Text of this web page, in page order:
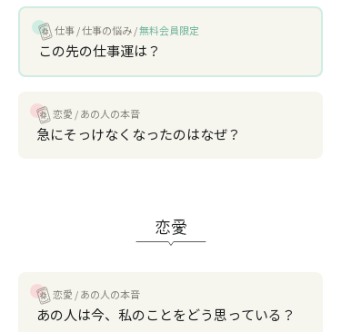
仕事 仕事の悩み 無料会員限定
この先の仕事運は？
恋愛 あの人の本音
急にそっけなくなったのはなぜ？
恋愛
恋愛 あの人の本音
あの人は今、私のことをどう思っている？